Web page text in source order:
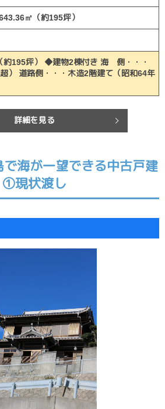
㎡（約195坪）
195坪） ◆建物2棟付き 海 側・・・
） 道路側・・・木造2階建て（昭和64年
詳細を見る
で海が一望できる中古戸建
①現状渡し